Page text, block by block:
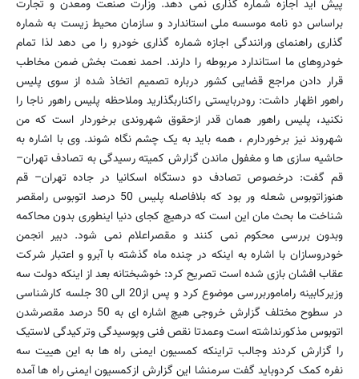
پیش آید اجازه شماره گذاری نمی دهد. وزارت صنعت ومعدن و تجارت
براساس دو نامه موسسه ملی استاندارد و سازمان محیط زیست به شماره
گذاری راهنمای ورانندگی اجازه شماره گذاری خودرو را می دهد لذا تمام
خودروهای ما استاندارد مربوطه را دارند. احمد نعمت بخش ضمن مخاطب
قرار دادن مراجع قضایی کشور درباره تصمیم اتخاذ شده از سوی پلیس
راهور اظهار داشت: رودربایستی راکناربگذارید وملاحظه پلیس راهور ناجا را
نکنید، پلیس راهور همان قدر ازحقوق شهروندی برخوردار است که من
شهروند نیز برخوردارم ، همه باید به یک چشم نگاه شوند. وی با اشاره به
حاشیه سازی ها و مغفول ماندن گزارش کمیته رسیدگی به تصادف تهران–
قم گفت: درخصوص تصادف دو دستگاه اسکانیا در جاده تهران– قم
هنوزاتوبوس شعله ور بود که بلافاصله پلیس 50 درصد اتوبوس رامقصر
شناخت ما بحث مان این است که درهیچ کجای دنیا اینطوری بدون محاکمه
وبدون بررسی محکوم نمی کنند و مقصراعلام نمی شود. دبیر انجمن
خودروسازان با اشاره به اینکه در چنده ماه گذشته با آبرو و اعتبار شرکت
عقاب افشان بازی شده است تصریح کرد: خوشبختانه بعد از اینکه دولت سه
وزیرکابینه راماموربررسی موضوع کرد و پس از20 الی 30 جلسه کارشناسی
در سطوح مختلف گزارش خروجی هیچ اشاره ای به 50 درصد مقصرشدن
اتوبوس مذکورنداشته است وعمدتا نقص فنی وپوسیدگی وترکیدگی لاستیک
را گزارش کردند وجالب تراینکه کمسیون ایمنی راه ها به این هییت سه
نفره کمک کردوباید گفت سرمنشا این گزارش ازکمسیون ایمنی راه ها آمده